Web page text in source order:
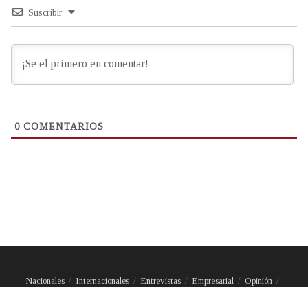
Suscribir
0 COMENTARIOS
Nacionales Internacionales Entrevistas Empresarial Opinión